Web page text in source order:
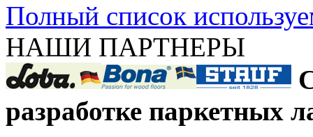
Полный список
НАШИ ПАРТНЕРЫ
разработке паркетных